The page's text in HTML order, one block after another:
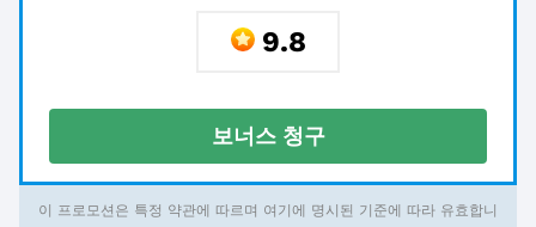
9.8
보너스 청구
이 프로모션은 특정 약관에 따르며 여기에 명시된 기준에 따라 유효합니